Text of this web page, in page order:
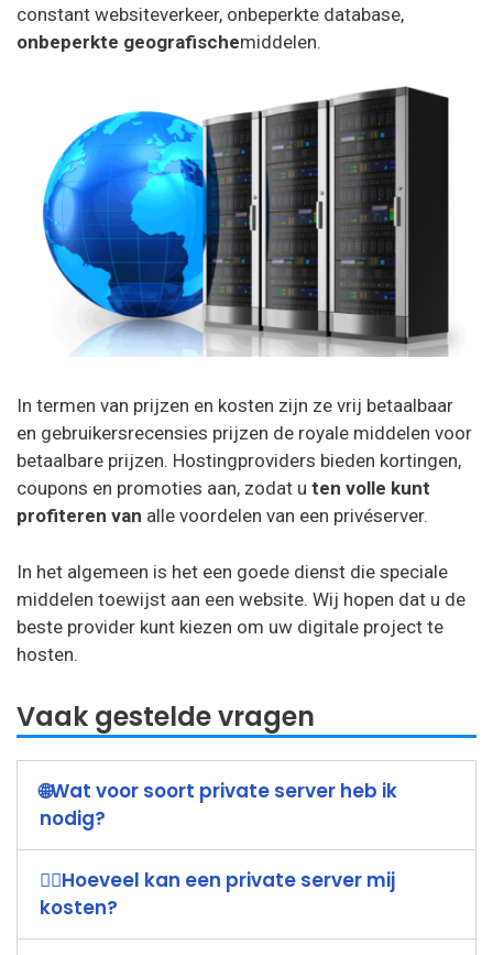
constant websiteverkeer, onbeperkte database,
onbeperkte geografischemiddelen.
In termen van prijzen en kosten zijn ze vrij betaalbaar
en gebruikersrecensies prijzen de royale middelen voor
betaalbare prijzen. Hostingproviders bieden kortingen,
coupons en promoties aan, zodat u ten volle kunt
profiteren van alle voordelen van een privéserver.
In het algemeen is het een goede dienst die speciale
middelen toewijst aan een website. Wij hopen dat u de
beste provider kunt kiezen om uw digitale project te
hosten.
Vaak gestelde vragen
🌐Wat voor soort private server heb ik
nodig?
🤷‍♀️Hoeveel kan een private server mij
kosten?